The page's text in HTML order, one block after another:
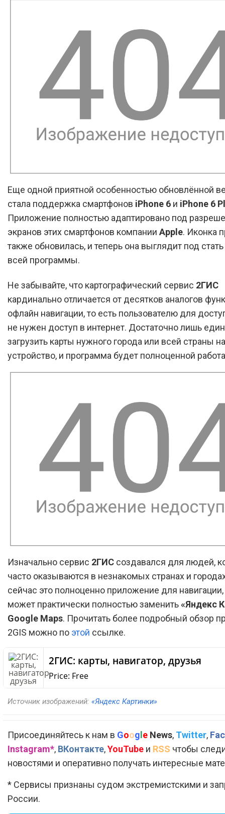
Еще одной приятной особенностью обновлённой
стала поддержка смартфонов iPhone 6 и iPhone 6
Приложение полностью адаптировано под
экранов этих смартфонов компании Apple. Иконка
также обновилась, и теперь она выглядит под
всей программы.
Не забывайте, что картографический сервис 2ГИС
кардинально отличается от десятков аналогов
офлайн навигации, то есть пользователю для
не нужен доступ в интернет. Достаточно лишь
загрузить карты нужного города или всей страны
устройство, и программа будет полноценной
Изначально сервис 2ГИС создавался для людей,
часто оказываются в незнакомых странах и
сейчас это полноценно приложение для
может практически полностью заменить«Яндекс
Google Maps. Прочитать более подробный обзор
2GIS можно по этой ссылке.
‎2ГИС: карты, навигатор, друзья
Price: Free
Источник изображений: «Яндекс Картинки»
Присоединяйтесь к нам в Goog e News, Twitter,
Instagram*, ВКонтакте,YouTube и RSS чтобы
новостями и оперативно получать интересные
* Сервисы признаны судом экстремистскими и
России.